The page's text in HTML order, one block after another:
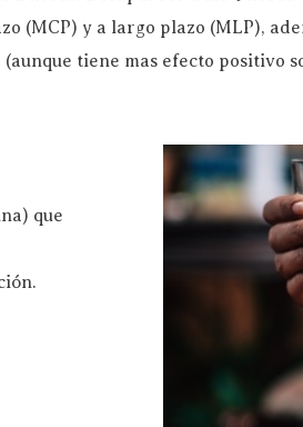
(MCP) y a largo plazo (MLP),
tiene mas efecto positivo
que